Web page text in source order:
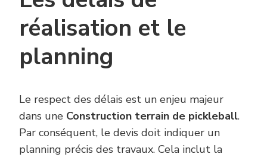
réalisation et le
planning
Le respect des délais est un enjeu majeur
dans une Construction terrain de pickleball.
Par conséquent, le devis doit indiquer un
planning précis des travaux. Cela inclut la